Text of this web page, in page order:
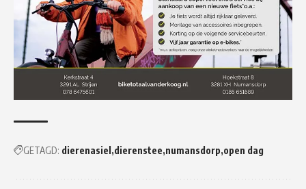
GETAGD: dierenasiel dierenstee numansdorp open dag